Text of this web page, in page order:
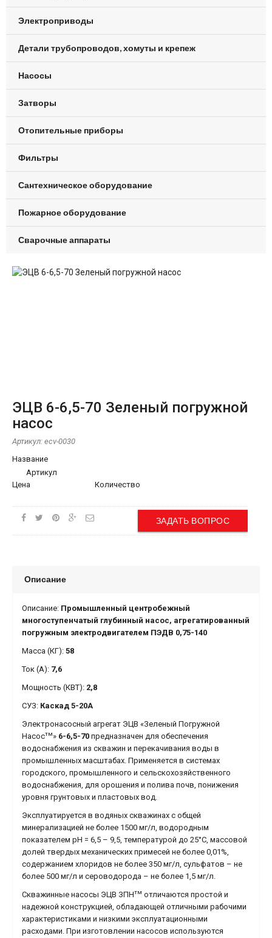
Электроприводы
Детали трубопроводов, хомуты и крепеж
Насосы
Затворы
Отопительные приборы
Фильтры
Сантехническое оборудование
Пожарное оборудование
Сварочные аппараты
ЭЦВ 6-6,5-70 Зеленый погружной
насос
Артикул: ecv-0030
Название
Артикул
Цена
Количество
ЗАДАТЬ ВОПРОС
Описание
Описание: Промышленный центробежный
многоступенчатый глубинный насос, агрегатированный
погружным электродвигателем ПЭДВ 0,75-140
Масса (КГ): 58
Ток (А): 7,6
Мощность (КВТ): 2,8
СУЗ: Каскад 5-20А
Электронасосный агрегат ЭЦВ «Зеленый Погружной
Насостм» 6-6,5-70 предназначен для обеспечения
водоснабжения из скважин и перекачивания воды в
промышленных масштабах. Применяется в системах
городского, промышленного и сельскохозяйственного
водоснабжения, для орошения и полива почв, понижения
уровня грунтовых и пластовых вод.
Эксплуатируется в водяных скважинах с общей
минерализацией не более 1500 мг/л, водородным
показателем рН = 6,5 – 9,5, температурой до 25°С, массовой
долей твердых механических примесей не более 0,01%,
содержанием хлоридов не более 350 мг/л, сульфатов – не
более 500 мг/л и сероводорода – не более 1,5 мг/л.
Скважинные насосы ЭЦВ ЗПНтм отличаются простой и
надежной конструкцией, обладающей отличными рабочими
характеристиками и низкими эксплуатационными
расходами. При изготовлении насосов используются